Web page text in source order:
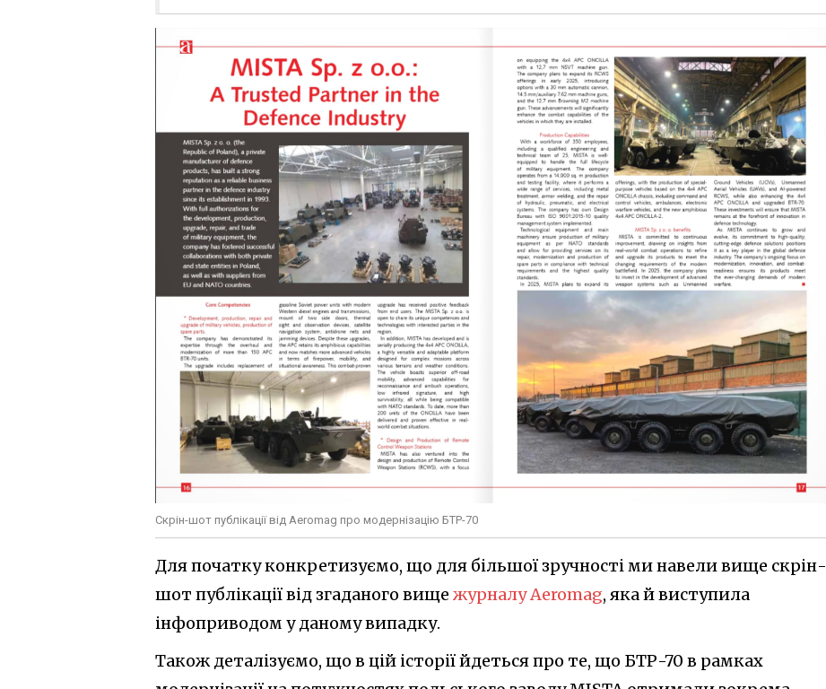
Скрін-шот публікації від Aeromag про модернізацію БТР-70
Для початку конкретизуємо, що для більшої зручності ми навели вище скрін-
шот публікації від згаданого вище журналу Aeromag, яка й виступила
інфоприводом у даному випадку.
Також деталізуємо, що в цій історії йдеться про те, що БТР-70 в рамках